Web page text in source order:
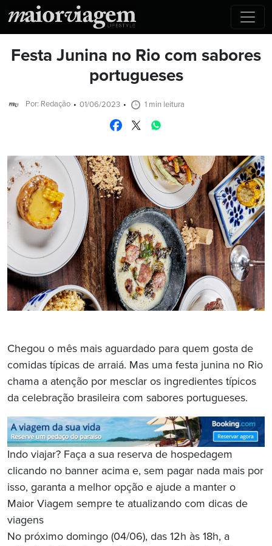
Festa Junina no Rio com sabores
portugueses
Por: Redação 01/06/2023 1 min leitura
Chegou o mês mais aguardado para quem gosta de
comidas típicas de arraiá. Mas uma festa junina no Rio
chama a atenção por mesclar os ingredientes típicos
da celebração brasileira com sabores portugueses.
Indo viajar? Faça a sua reserva de hospedagem
clicando no banner acima e, sem pagar nada mais por
isso, garanta a melhor opção e ajude a manter o
Maior Viagem sempre te atualizando com dicas de
viagens
No próximo domingo (04/06), das 12h às 18h, a